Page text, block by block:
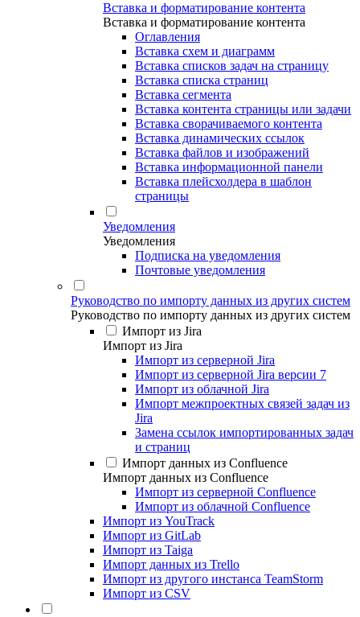
Вставка и форматирование контента
Вставка и форматирование контента
Оглавления
Вставка схем и диаграмм
Вставка списков задач на страницу
Вставка списка страниц
Вставка сегмента
Вставка контента страницы или задачи
Вставка сворачиваемого контента
Вставка динамических ссылок
Вставка файлов и изображений
Вставка информационной панели
Вставка плейсхолдера в шаблон
страницы
Уведомления
Уведомления
Подписка на уведомления
Почтовые уведомления
Руководство по импорту данных из других систем
Руководство по импорту данных из других систем
Импорт из Jira
Импорт из Jira
Импорт из серверной Jira
Импорт из серверной Jira версии 7
Импорт из облачной Jira
Импорт межпроектных связей задач из
Jira
Замена ссылок импортированных задач
и страниц
Импорт данных из Confluence
Импорт данных из Confluence
Импорт из серверной Confluence
Импорт из облачной Confluence
Импорт из YouTrack
Импорт из GitLab
Импорт из Taiga
Импорт данных из Trello
Импорт из другого инстанса TeamStorm
Импорт из CSV